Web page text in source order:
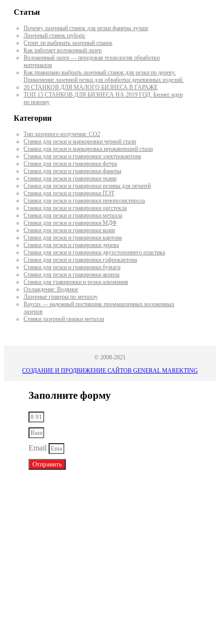
Статьи
Почему лазерный станок для резки фанеры лучше
Лазерный станок raylogic
Стоит ли выбирать лазерный станок
Как работает волоконный лазер
Волоконный лазер — передовая технология обработки
материалов
Как правильно выбрать лазерный станок для резки по дереву.
Применение лазерной резки для обработки деревянных изделий.
20 СТАНКОВ ДЛЯ МАЛОГО БИЗНЕСА В ГАРАЖЕ
ТОП 15 СТАНКОВ ДЛЯ БИЗНЕСА НА 2019 ГОД. Бизнес идеи
по новому
Категории
Тип лазерного излучения: СО2
Станки для резки и маркировки черной стали
Станки для резки и маркировка нержавеющей стали
Станки для резки и гравировки электрокартона
Станки для резки и гравировки фетра
Станки для резки и гравировки фанеры
Станки для резки и гравировки ткани
Станки для резки и гравировки резины для печатей
Станки для резки и гравировки ПЭТ
Станки для резки и гравировки пенополистирола
Станки для резки и гравировки оргстекла
Станки для резки и гравировки металла
Станки для резки и гравировки МДФ
Станки для резки и гравировки кожи
Станки для резки и гравировки картона
Станки для резки и гравировки дерева
Станки для резки и гравировки двухстороннего пластика
Станки для резки и гравировки гофрокартона
Станки для резки и гравировки бумаги
Станки для резки и гравировки акрила
Станки для гравировки и резки алюминия
Охлаждение: Водяное
Лазерные граверы по металлу
Raycus — надежный поставщик промышленных волоконных
лазеров
Cтанки лазерной сварки металла
© 2008-2021
СОЗДАНИЕ И ПРОДВИЖЕНИЕ САЙТОВ GENERAL MAREKTING
Заполните форму
Email
Отправить